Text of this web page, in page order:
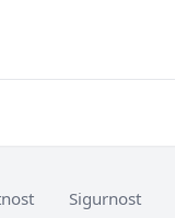
Sigurnost